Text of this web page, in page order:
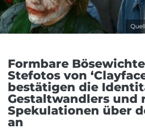
Formbare
Stefotos von
bestätigen die
Gestaltwandlers und
Spekulationen über
an